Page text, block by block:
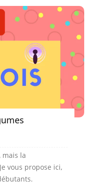
mais la
vous propose ici,